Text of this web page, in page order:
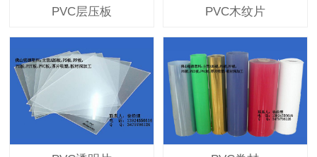
PVC层压板 PVC木纹片